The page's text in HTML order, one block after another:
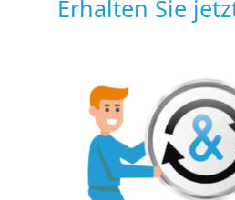
Erhalten Sie